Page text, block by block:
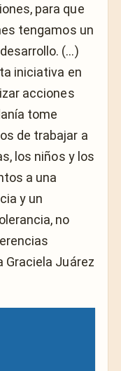
para que
tengamos un
(…)
iniciativa en
acciones
tome
de trabajar a
los niños y los
a una
y un
no
Graciela Juárez